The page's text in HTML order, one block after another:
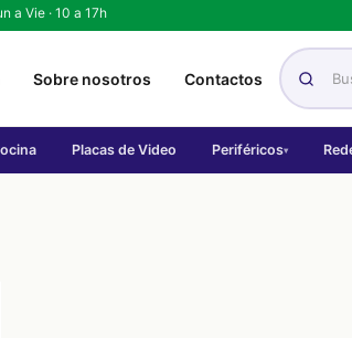
a Vie · 10 a 17h
Sobre nosotros Contactos
Placas de Video Periféricos▾